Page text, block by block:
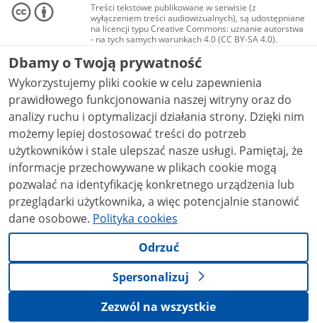
Treści tekstowe publikowane w serwisie (z
wyłączeniem treści audiowizualnych), są udostępniane
na licencji typu Creative Commons: uznanie autorstwa
- na tych samych warunkach 4.0 (CC BY-SA 4.0).
Materiały audiowizualne, w tym zdjęcia, materiały
audio i wideo, są udostępniane na licencji typu
Creative Commons: uznanie autorstwa użycie
niekomercyjne - bez utworów zależnych 4.0 (CC BY-
NC-ND 4.0), o ile nie jest to stwierdzone inaczej.
Dbamy o Twoją prywatność
Wykorzystujemy pliki cookie w celu zapewnienia
prawidłowego funkcjonowania naszej witryny oraz do
analizy ruchu i optymalizacji działania strony. Dzięki nim
możemy lepiej dostosować treści do potrzeb
użytkowników i stale ulepszać nasze usługi. Pamiętaj, że
informacje przechowywane w plikach cookie mogą
pozwalać na identyfikację konkretnego urządzenia lub
przeglądarki użytkownika, a więc potencjalnie stanowić
dane osobowe. Polityka cookies
Odrzuć
Spersonalizuj
Zezwól na wszystkie